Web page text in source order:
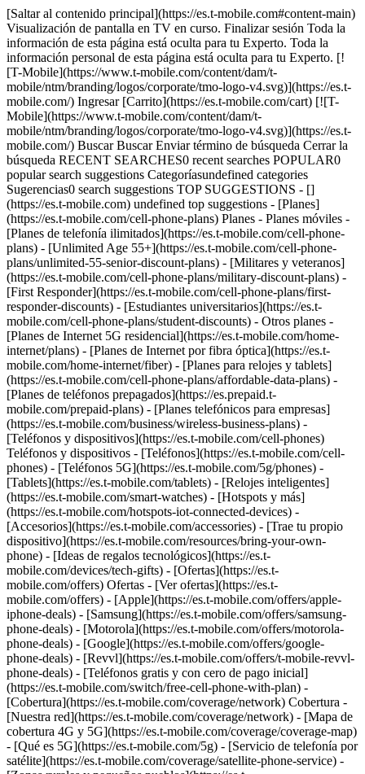
[Saltar al contenido principal](https://es.t-mobile.com#content-main) Visualización de pantalla en TV en curso. Finalizar sesión Toda la información de esta página está oculta para tu Experto. Toda la información personal de esta página está oculta para tu Experto. [![T-Mobile](https://www.t-mobile.com/content/dam/t-mobile/ntm/branding/logos/corporate/tmo-logo-v4.svg)](https://es.t-mobile.com/) Ingresar [Carrito](https://es.t-mobile.com/cart) [![T-Mobile](https://www.t-mobile.com/content/dam/t-mobile/ntm/branding/logos/corporate/tmo-logo-v4.svg)](https://es.t-mobile.com/) Buscar Buscar Enviar término de búsqueda Cerrar la búsqueda RECENT SEARCHES0 recent searches POPULAR0 popular search suggestions Categoríasundefined categories Sugerencias0 search suggestions TOP SUGGESTIONS - [](https://es.t-mobile.com) undefined top suggestions - [Planes](https://es.t-mobile.com/cell-phone-plans) Planes - Planes móviles - [Planes de telefonía ilimitados](https://es.t-mobile.com/cell-phone-plans) - [Unlimited Age 55+](https://es.t-mobile.com/cell-phone-plans/unlimited-55-senior-discount-plans) - [Militares y veteranos](https://es.t-mobile.com/cell-phone-plans/military-discount-plans) - [First Responder](https://es.t-mobile.com/cell-phone-plans/first-responder-discounts) - [Estudiantes universitarios](https://es.t-mobile.com/cell-phone-plans/student-discounts) - Otros planes - [Planes de Internet 5G residencial](https://es.t-mobile.com/home-internet/plans) - [Planes de Internet por fibra óptica](https://es.t-mobile.com/home-internet/fiber) - [Planes para relojes y tablets](https://es.t-mobile.com/cell-phone-plans/affordable-data-plans) - [Planes de teléfonos prepagados](https://es.prepaid.t-mobile.com/prepaid-plans) - [Planes telefónicos para empresas](https://es.t-mobile.com/business/wireless-business-plans) - [Teléfonos y dispositivos](https://es.t-mobile.com/cell-phones) Teléfonos y dispositivos - [Teléfonos](https://es.t-mobile.com/cell-phones) - [Teléfonos 5G](https://es.t-mobile.com/5g/phones) - [Tablets](https://es.t-mobile.com/tablets) - [Relojes inteligentes](https://es.t-mobile.com/smart-watches) - [Hotspots y más](https://es.t-mobile.com/hotspots-iot-connected-devices) - [Accesorios](https://es.t-mobile.com/accessories) - [Trae tu propio dispositivo](https://es.t-mobile.com/resources/bring-your-own-phone) - [Ideas de regalos tecnológicos](https://es.t-mobile.com/devices/tech-gifts) - [Ofertas](https://es.t-mobile.com/offers) Ofertas - [Ver ofertas](https://es.t-mobile.com/offers) - [Apple](https://es.t-mobile.com/offers/apple-iphone-deals) - [Samsung](https://es.t-mobile.com/offers/samsung-phone-deals) - [Motorola](https://es.t-mobile.com/offers/motorola-phone-deals) - [Google](https://es.t-mobile.com/offers/google-phone-deals) - [Revvl](https://es.t-mobile.com/offers/t-mobile-revvl-phone-deals) - [Teléfonos gratis y con cero de pago inicial](https://es.t-mobile.com/switch/free-cell-phone-with-plan) - [Cobertura](https://es.t-mobile.com/coverage/network) Cobertura - [Nuestra red](https://es.t-mobile.com/coverage/network) - [Mapa de cobertura 4G y 5G](https://es.t-mobile.com/coverage/coverage-map) - [Qué es 5G](https://es.t-mobile.com/5g) - [Servicio de telefonía por satélite](https://es.t-mobile.com/coverage/satellite-phone-service) - [Zonas rurales y pequeños pueblos](https://es.t-mobile.com/coverage/small-towns-rural-areas) - [Prueba nuestra red](https://es.t-mobile.com/offers/free-trial) - [Noticias sobre 5G](https://es.t-mobile.com/news/category/network) - [Internet residencial](https://es.t-mobile.com/home-internet/eligibility) - [Síguenos](https://es.t-mobile.com/resources/how-to-join-us) Síguenos - Cámbiate a T-Mobile - [Cómo cambiarte](https://es.t-mobile.com/resources/how-to-join-us) - [Trae tu teléfono](https://es.t-mobile.com/resources/bring-your-own-phone) - [Conserva tu número](https://es.t-mobile.com/resources/keep-your-number) - [Cámbiate y quédatelo](https://es.t-mobile.com/switch/keep-phone-switch-from-verizon-or-att) - [Family Freedom](https://es.t-mobile.com/switch/pay-off-carrier-etf-phone-deal) - [Prueba nuestra red](https://es.t-mobile.com/offers/free-trial) - Beneficios para clientes - [Ver todos los beneficios](https://es.t-mobile.com/benefits) - [Encuentra tu razón](https://es.t-mobile.com/membership) - [Televisión y streaming](https://es.t-mobile.com/tv-streaming) - [Beneficios para viajes](https://es.t-mobile.com/benefits/travel) - [Beneficios para conciertos y música](https://es.t-mobile.com/benefits/music-deals) - [Bloquea llamadas fraudulentas](https://es.t-mobile.com/benefits/scam-shield) - [T-Mobile Tuesdays](https://es.t-mobile.com/offers/t-mobile-tuesdays) [Encuentra una tienda](https://es.t-mobile.com/stores/locator?INTNAV=tNav%3AStoreLocator) [Contacto y asistencia](https://es.t-mobile.com/contact-us) Contacto y asistencia - [1-800-T-MOBILE](tel:1-800-866-2453) - [Revisar un pedido](https://es.t-mobile.com/orders/order-status) - [Ayuda y asistencia](https://es.t-mobile.com/support) - Comparte la pantalla con un Experto [Carrito](https://es.t-mobile.com/cart) Buscar Buscar Enviar término de búsqueda Cerrar la búsqueda RECENT SEARCHES0 recent searches POPULAR0 popular search suggestions Categoríasundefined categories Sugerencias0 search suggestions TOP SUGGESTIONS - [](https://es.t-mobile.com) undefined top suggestions Mi cuenta [Ingresar](https://es.t-mobile.com/account/dashboard) [Volver a mi cuenta](https://es.t-mobile.com/account/dashboard) - [Pagar factura](https://es.t-mobile.com/bill/summary) - [Agregar](https://es.t-mobile.com/commerce/device-intent?INTNAV=tNav%3AMyAccount%3AAddALine) - [Actualizar](https://es.t-mobile.com/purchase/shop) - [Revisar un pedido](https://es.t-mobile.com/orders/check-order) - [Pregunta a la comunidad](https://es.t-mobile.com/community/?INTNAV=tNav%3AMyAccount%3ACommunity) más de T-Mobile - [Wireless (Móvil)](https://es.t-mobile.com/) - [Empresas](https://es.t-mobile.com/business) - [Prepagado](https://es.prepaid.t-mobile.com/home) - [Internet](https://es.t-mobile.com/home-internet) Legal - [Aviso de Privacidad](https://es.t-mobile.com/privacy-center/our-practices/privacy-policy) - [No venda, ni comparta mis Datos Personales](https://es.t-mobile.com/dns?Brand=Magenta&Site=Sell_Web&Origin_URL=https%3A%2F%2Fwww.t-mobile.com) - [Centro de Privacidad](https://es.t-mobile.com/privacy-center) [](https://es.t-mobile.com) A partir del 23 de enero de 2020 # ¿Tienes que llamar a un número 909? A partir de ahora necesitarás diez dígitos. __Marca (909) + el número de siete dígitos.__ Además, un código de área 840 adicional comenzará a usarse para el área actual del 909, a partir del 23 de febrero de 2021. ![Un mapa que muestra San Bernardino y las áreas circundantes, con el código de área 909 y el nuevo código de área 840.](https://es.t-mobile.com/sdscene7/is/image/Tmusprod/673677-ca-area-code-3?ts=1684352046152&fmt=png-alpha&qlt=85%2C0&resMode=sharp2&op_usm=1.75%2C0.3%2C2%2C0&dpr=off) ## ¿Tienes que llamar a un número 909? A partir de ahora necesitarás diez dígitos. __¡Prepárate para cambiar la manera de marcar tus llamadas!__ Para asegurar una oferta continua de números de teléfono, se agregará el nuevo código de área 840 al área del actual código 909. Este proceso se conoce como superposición de códigos de área. La superposición requerirá que todas las llamadas se completen usando un nuevo procedimiento de marcado. ## ¿Qué es la superposición de códigos de área? Una superposición es la incorporación de otro código de área (840) a la misma región geográfica de un código de área existente (909). Una superposición no requiere que los clientes cambien su código de área actual, pero sí requiere que usen un nuevo procedimiento de marcado para completar las llamadas telefónicas. Al implementarse una superposición, los clientes deben marcar "1" seguido del código de área y el número telefónico de siete dígitos para completar cada llamada, incluidas las llamadas dentro del mismo código de área. ## ¿Qué es la superposición de códigos de área? ## ¿Quién se verá afectado? Todos los clientes que tengan un número telefónico con código de área 909 o 840 se verán afectados. El código de área 909 se utiliza en la porción sudoeste del condado de San Bernardino, la porción este del condado de Los Angeles y pequeñas áreas de los condados de Orange y Riverside. El código de área 909 cubre las ciudades de Big Bear Lake, Calimesa, Chino, Chino Hills, Claremont, Colton, Diamond Bar, Eastvale, Fontana, Grand Terrace, Highland, Industry, La Verne, Loma Linda, Montclair, Ontario, Pomona, Rancho Cucamonga, Redlands, Rialto, San Bernardino, San Dimas, Upland, Walnut y Yucaipa. El nuevo código de área 840 cubrirá la misma área geográfica comprendida ahora por el actual código de área 909. ## ¿Quién se verá afectado? ## ¿Cuál es el nuevo procedimiento de marcado? Para hacer llamadas desde un teléfono de __línea fija__, el nuevo procedimiento de marcado requiere que toda persona cuyo código de área sea 909 o 840 marque __1 + código de área + número telefónico__. Esto significa que todas las llamadas del código de área 909 que actualmente se marcan con 7 dígitos tendrán que efectuarse marcando 11 dígitos, con el nuevo procedimiento de marcado de 1 + código de área + número telefónico. Para hacer llamadas desde un __celular__, se puede marcar el __código de área + el número telefónico o 1 + código de área + número telefónico__ al hacer una llamada desde un número telefónico con el código de área 909 o 840. ## ¿Cuál es el nuevo procedimiento de marcado? ## ¿Cuándo comenzará este cambio? A partir del __23 de enero de 2021__, __deberás__ usar el nuevo procedimiento de marcado, descrito más arriba. A partir de esta fecha inclusive, si no utilizas el nuevo